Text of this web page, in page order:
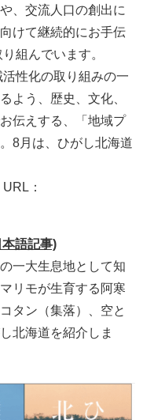
、交流人口の創出に
けて継続的にお手伝
組んでいます。
性化の取り組みの一
よう、歴史、文化、
伝えする、「地域プ
8月は、ひがし北海道
：
語記事)
一大生息地として知
リモが生育する阿寒
タン（集落）、空と
北海道を紹介しま